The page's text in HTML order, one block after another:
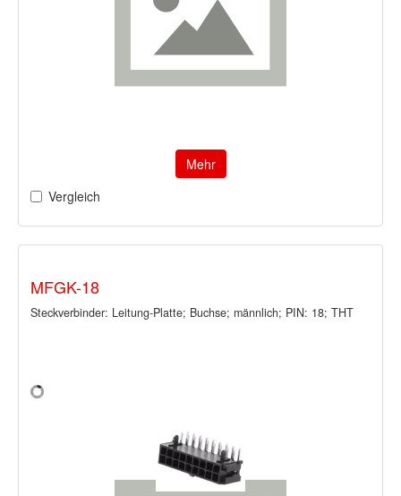
Mehr
Vergleich
MFGK-18
Steckverbinder: Leitung-Platte; Buchse; männlich; PIN: 18; THT